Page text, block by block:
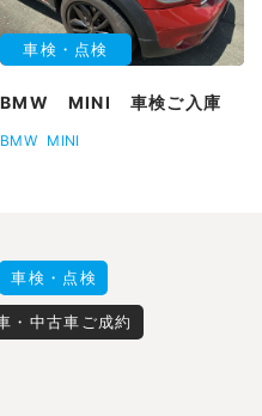
車検・点検
BMW MINI 車検ご入庫
BMW MINI
車検・点検
・中古車ご成約